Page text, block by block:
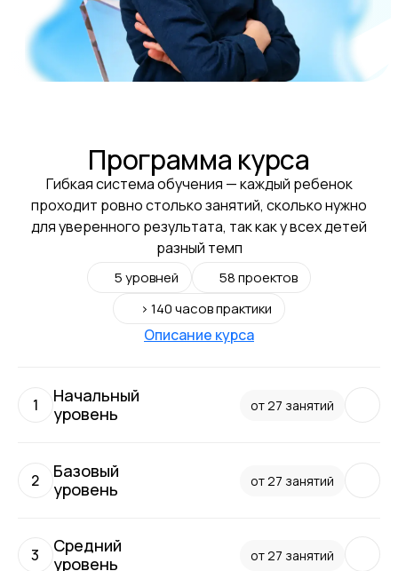
Программа курса
Гибкая система обучения — каждый ребенок
проходит ровно столько занятий, сколько нужно
для уверенного результата, так как у всех детей
разный темп
5 уровней
58 проектов
> 140 часов практики
Описание курса
1
Начальный
уровень
от 27 занятий
Узнает структуру веб-страницы, основные теги
html и css‑свойств;
с основами блочной вёрстки и фонами;
Разработает простые сайты с использованием
2
Базовый
уровень
от 27 занятий
Научится работать с макетами в графическом
3
Средний
уровень
от 27 занятий